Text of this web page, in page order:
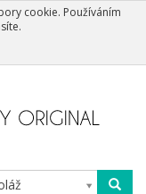
cookie. Používáním